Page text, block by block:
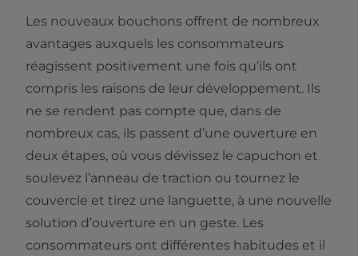
Les nouveaux bouchons offrent de nombreux
avantages auxquels les consommateurs
réagissent positivement une fois qu’ils ont
compris les raisons de leur développement. Ils
ne se rendent pas compte que, dans de
nombreux cas, ils passent d’une ouverture en
deux étapes, où vous dévissez le capuchon et
soulevez l’anneau de traction ou tournez le
couvercle et tirez une languette, à une nouvelle
solution d’ouverture en un geste. Les
consommateurs ont différentes habitudes et il